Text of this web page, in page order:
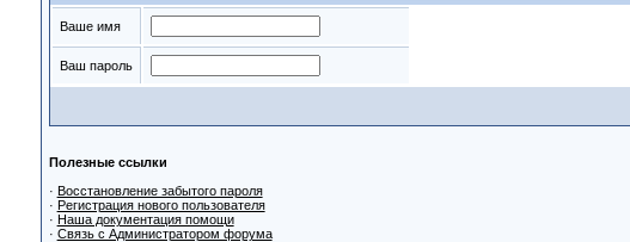
Ваше имя
Ваш пароль
Полезные ссылки
· Восстановление забытого пароля
· Регистрация нового пользователя
· Наша документация помощи
· Связь с Администратором форума